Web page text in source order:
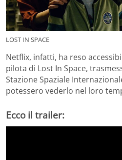
LOST IN SPACE
Netflix, infatti, ha reso
pilota di Lost In Space,
Stazione Spaziale
potessero vederlo nel loro
Ecco il trailer: